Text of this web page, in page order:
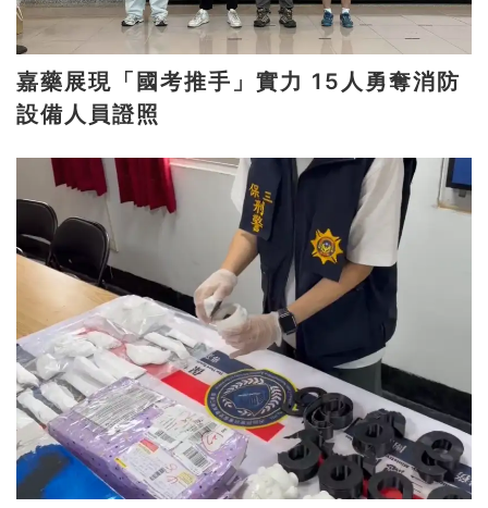
嘉藥展現「國考推手」實力 15人勇奪消防
設備人員證照